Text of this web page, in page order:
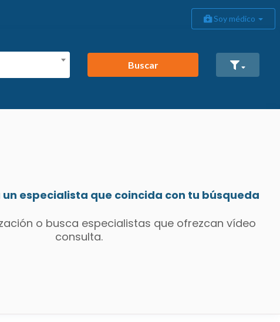
Soy médico
Buscar
especialista que coincida con tu búsqueda
o busca especialistas que ofrezcan vídeo
consulta.